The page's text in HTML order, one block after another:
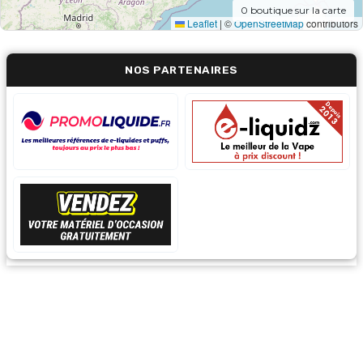
Leaflet | ©OpenStreetMapcontributors
0 boutique sur la carte
NOS PARTENAIRES